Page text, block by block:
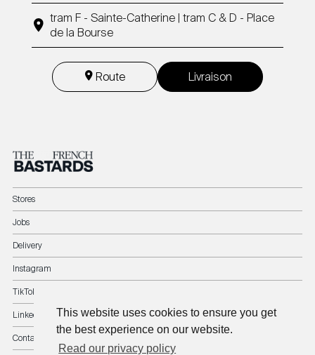
This website uses cookies to ensure you get
the best experience on our website.
Read our privacy policy
tram F - Sainte-Catherine | tram C & D - Place
de la Bourse
Route Livraison
Stores
Jobs
Delivery
Instagram
TikTok
LinkedIn
Contact